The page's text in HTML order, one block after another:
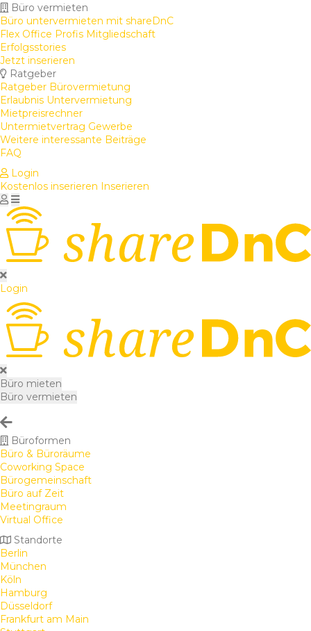
Büro vermieten
Büro untervermieten mit shareDnC
Flex Office Profis Mitgliedschaft
Erfolgsstories
Jetzt inserieren
Ratgeber
Ratgeber Bürovermietung
Erlaubnis Untervermietung
Mietpreisrechner
Untermietvertrag Gewerbe
Weitere interessante Beiträge
FAQ
Login
Kostenlos inserieren Inserieren
Login
Büro mieten
Büro vermieten
Büroformen
Büro & Büroräume
Coworking Space
Bürogemeinschaft
Büro auf Zeit
Meetingraum
Virtual Office
Standorte
Berlin
München
Köln
Hamburg
Düsseldorf
Frankfurt am Main